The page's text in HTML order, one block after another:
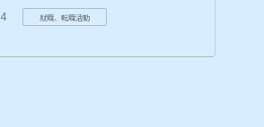
就職、転職活動